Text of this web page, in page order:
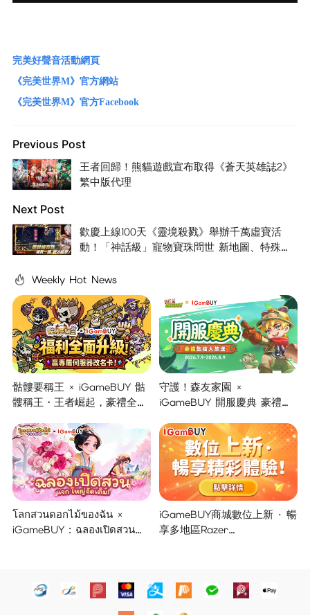
完美好聲音活動網頁
《完美世界M》官方網站
《完美世界M》官方Facebook
Previous Post
王者回歸！熊貓遊戲宣布取得《蒼天英雄誌2》
繁中版代理
Next Post
歡慶上線100天《靈境殺戮》舉辦千萬虛寶活
動！「神話級」寵物寶珠問世 新地圖、特殊圖
Weekly Hot News
骷髏要稱王 × iGameBUY 骷
髏稱王・王者崛起，豪禮全面
守護！森友家園 ×
iGameBUY 開服慶典 豪禮集
โลกสวนดอกไม้ของฉัน ×
iGameBUY : ฉลองเปิดสวน
iGameBUY商城數位上新 · 暢
享多地區Razer